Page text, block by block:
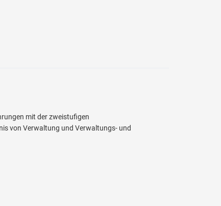
mit der zweistufigen
von Verwaltung und Verwaltungs- und